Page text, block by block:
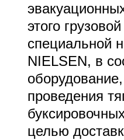
этого
специальной
NIELSEN, в
проведения
целью